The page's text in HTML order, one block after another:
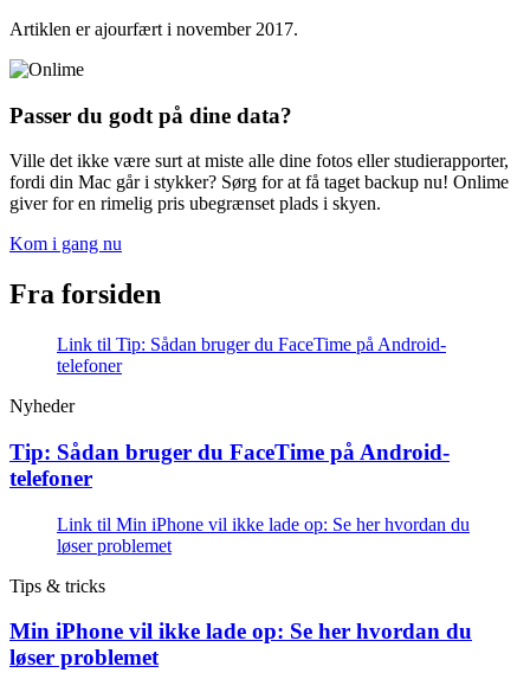
Artiklen er ajourfært i november 2017.
Passer du godt på dine data?
Ville det ikke være surt at miste alle dine fotos eller studierapporter,
fordi din Mac går i stykker? Sørg for at få taget backup nu! Onlime
giver for en rimelig pris ubegrænset plads i skyen.
Kom i gang nu
Fra forsiden
Link til Tip: Sådan bruger du FaceTime på Android-
telefoner
Nyheder
Tip: Sådan bruger du FaceTime på Android-
telefoner
Link til Min iPhone vil ikke lade op: Se her hvordan du
løser problemet
Tips & tricks
Min iPhone vil ikke lade op: Se her hvordan du
løser problemet